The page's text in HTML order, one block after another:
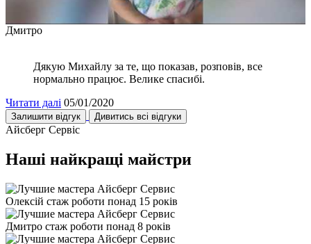
Дмитро
Дякую Михайлу за те, що показав, розповів, все
нормально працює. Велике спасибі.
Читати далі 05/01/2020
Залишити відгук Дивитись всі відгуки
Айсберг Сервіс
Наші найкращі майстри
Олексій стаж роботи понад 15 років
Дмитро стаж роботи понад 8 років